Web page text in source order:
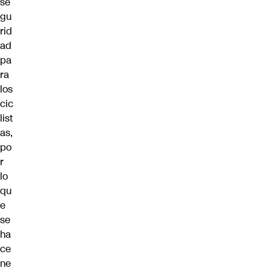
gu
rid
ad
pa
ra
los
cic
list
as,
po
r
lo
qu
e
se
ha
ce
ne